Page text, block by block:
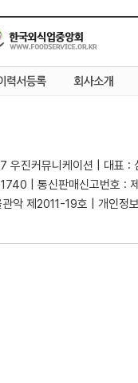
우진커뮤니케이션 | 대표 :
| 통신판매신고번호 :
악 제2011-19호 | 개인정